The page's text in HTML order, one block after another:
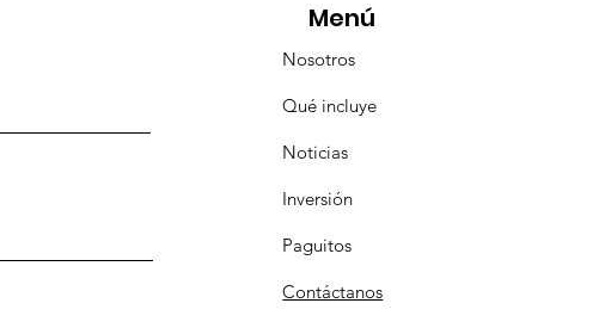
Menú
Nosotros
Qué incluye
Noticias
Inversión
Paguitos
Contáctanos